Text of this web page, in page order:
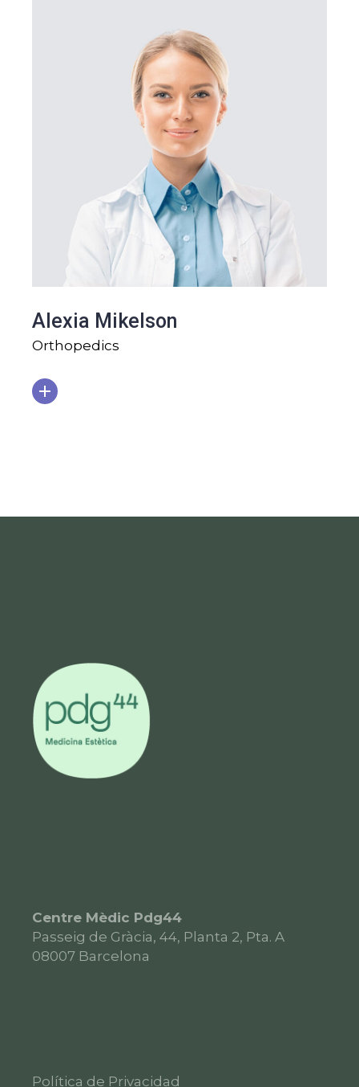
Alexia Mikelson
Orthopedics
Centre Mèdic Pdg44
Passeig de Gràcia, 44, Planta 2, Pta. A
08007 Barcelona
Política de Privacidad